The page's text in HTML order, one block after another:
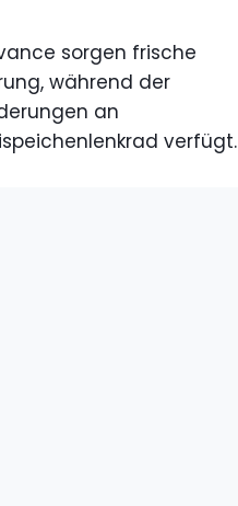
sorgen frische
während der
an
verfügt.